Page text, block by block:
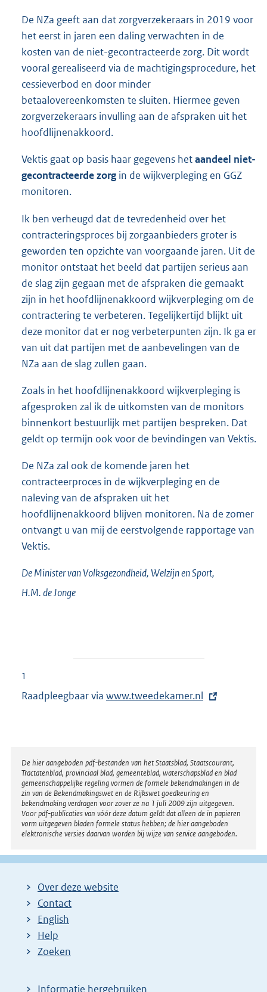
De NZa geeft aan dat zorgverzekeraars in 2019 voor
het eerst in jaren een daling verwachten in de
kosten van de niet-gecontracteerde zorg. Dit wordt
vooral gerealiseerd via de machtigingsprocedure, het
cessieverbod en door minder
betaalovereenkomsten te sluiten. Hiermee geven
zorgverzekeraars invulling aan de afspraken uit het
hoofdlijnenakkoord.
Vektis gaat op basis haar gegevens hetaandeel niet-
gecontracteerde zorg in de wijkverpleging en GGZ
monitoren.
Ik ben verheugd dat de tevredenheid over het
contracteringsproces bij zorgaanbieders groter is
geworden ten opzichte van voorgaande jaren. Uit de
monitor ontstaat het beeld dat partijen serieus aan
de slag zijn gegaan met de afspraken die gemaakt
zijn in het hoofdlijnenakkoord wijkverpleging om de
contractering te verbeteren. Tegelijkertijd blijkt uit
deze monitor dat er nog verbeterpunten zijn. Ik ga er
van uit dat partijen met de aanbevelingen van de
NZa aan de slag zullen gaan.
Zoals in het hoofdlijnenakkoord wijkverpleging is
afgesproken zal ik de uitkomsten van de monitors
binnenkort bestuurlijk met partijen bespreken. Dat
geldt op termijn ook voor de bevindingen van Vektis.
De NZa zal ook de komende jaren het
contracteerproces in de wijkverpleging en de
naleving van de afspraken uit het
hoofdlijnenakkoord blijven monitoren. Na de zomer
ontvangt u van mij de eerstvolgende rapportage van
Vektis.
De Minister van Volksgezondheid, Welzijn en Sport,
H.M. deJonge
1
Raadpleegbaar via E
r
n
e
l
i
n
k
www.tweedekamer.nl
Disclaimer
De hier aangeboden pdf-bestanden van het Staatsblad, Staatscourant,
Tractatenblad, provinciaal blad, gemeenteblad, waterschapsblad en blad
gemeenschappelijke regeling vormen de formele bekendmakingen in de
zin van de Bekendmakingswet en de Rijkswet goedkeuring en
bekendmaking verdragen voor zover ze na 1 juli 2009 zijn uitgegeven.
Voor pdf-publicaties van vóór deze datum geldt dat alleen de in papieren
vorm uitgegeven bladen formele status hebben; de hier aangeboden
elektronische versies daarvan worden bij wijze van service aangeboden.
Over deze website
Contact
English
Help
Zoeken
Informatie hergebruiken